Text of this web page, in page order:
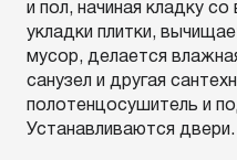
и пол, начиная кладку
укладки плитки,
мусор, делается
санузел и другая
полотенцосушитель и
Устанавливаются двери.